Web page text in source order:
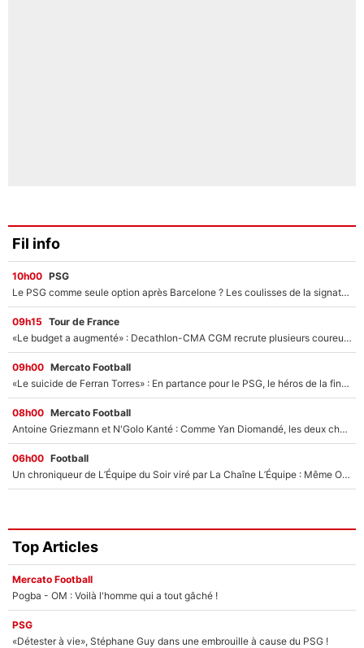
Fil info
10h00 PSG
Le PSG comme seule option après Barcelone ? Les coulisses de la signature historique de Lionel Messi sont révélées au grand jour !
09h15 Tour de France
«Le budget a augmenté» : Decathlon-CMA CGM recrute plusieurs coureurs pour offrir à Paul Seixas une équipe pour gagner le Tour de France 2027
09h00 Mercato Football
«Le suicide de Ferran Torres» : En partance pour le PSG, le héros de la finale de la Coupe du monde s'attire les foudres de la presse espagnole !
08h00 Mercato Football
Antoine Griezmann et N'Golo Kanté : Comme Yan Diomandé, les deux champions du monde ont refusé de signer au PSG !
06h00 Football
Un chroniqueur de L’Équipe du Soir viré par La Chaîne L’Équipe : Même Olivier Ménard n’avait pas pu empêcher son départ, «je l’ai appris sur Twitter, je l’ai vécu assez mal»
Top Articles
Mercato Football
Pogba - OM : Voilà l'homme qui a tout gâché !
PSG
«Détester à vie», Stéphane Guy dans une embrouille à cause du PSG !